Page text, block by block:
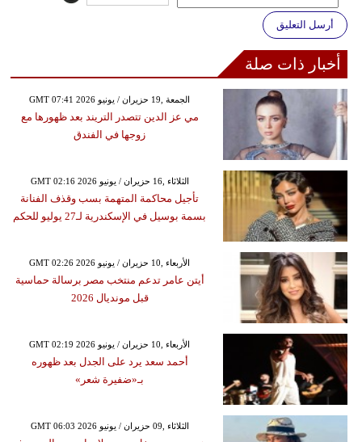
أرسل التعليق
أخبار ذات صلة
GMT 07:41 2026 الجمعة ,19 حزيران / يونيو
مي عز الدين تتصدر التريند بعد ظهورها مع
زوجها في الفندق
GMT 02:16 2026 الثلاثاء ,16 حزيران / يونيو
تأجيل محاكمة المتهمة بسب وقذف الفنانة
بسمة بوسيل في الإسكندرية لـ27 يوليو للحكم
GMT 02:26 2026 الأربعاء ,10 حزيران / يونيو
أيتن عامر تدعم منتخب مصر برسالة حماسية
قبل مونديال 2026
GMT 02:19 2026 الأربعاء ,10 حزيران / يونيو
أحمد سعد يرد على الجدل بعد ظهوره
بـ«ضفيرة شعر»
GMT 06:03 2026 الثلاثاء ,09 حزيران / يونيو